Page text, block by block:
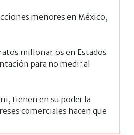
menores en México,
millonarios en Estados
para no medir al
tienen en su poder la
comerciales hacen que